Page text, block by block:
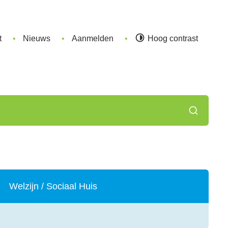
Nieuws Aanmelden Hoog contrast
Zoeken
Welzijn / Sociaal Huis